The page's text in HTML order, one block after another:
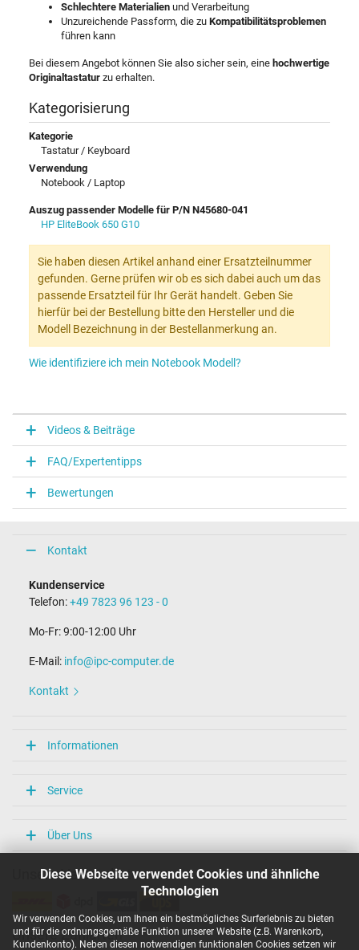
Diese Webseite verwendet Cookies und ähnliche
Technologien
Wir verwenden Cookies, um Ihnen ein bestmögliches Surferlebnis zu bieten
und für die ordnungsgemäße Funktion unserer Website (z.B. Warenkorb,
Kundenkonto). Neben diesen notwendigen funktionalen Cookies setzen wir
Schlechtere Materialien und Verarbeitung
Unzureichende Passform, die zu Kompatibilitätsproblemen
führen kann
Bei diesem Angebot können Sie also sicher sein, eine hochwertige
Originaltastatur zu erhalten.
Kategorisierung
Kategorie
Tastatur / Keyboard
Verwendung
Notebook / Laptop
Auszug passender Modelle für P/N N45680-041
HP EliteBook 650 G10
Sie haben diesen Artikel anhand einer Ersatzteilnummer
gefunden. Gerne prüfen wir ob es sich dabei auch um das
passende Ersatzteil für Ihr Gerät handelt. Geben Sie
hierfür bei der Bestellung bitte den Hersteller und die
Modell Bezeichnung in der Bestellanmerkung an.
Wie identifiziere ich mein Notebook Modell?
Videos & Beiträge
FAQ/Expertentipps
Bewertungen
Kontakt
Kundenservice
Telefon:+49 7823 96 123 - 0
Mo-Fr: 9:00-12:00 Uhr
E-Mail: info@ipc-computer.de
Kontakt
Informationen
Service
Über Uns
Unsere Versandarten
Unsere Zahlarten